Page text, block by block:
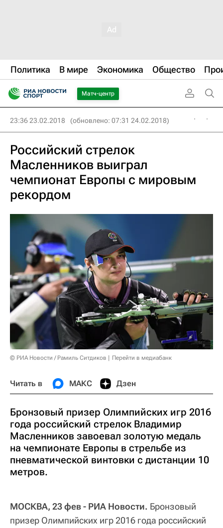
Политика В мире Экономика Общество
Матч-центр
23:36 23.02.2018 (обновлено: 07:31 24.02.2018)
Российский стрелок
Масленников выиграл
чемпионат Европы с мировым
рекордом
© РИА Новости / Рамиль Ситдиков Перейти в медиабанк
Читать в МАКС Дзен
Бронзовый призер Олимпийских игр 2016
года российский стрелок Владимир
Масленников завоевал золотую медаль
на чемпионате Европы в стрельбе из
пневматической винтовки с дистанции 10
метров.
МОСКВА, 23 фев - РИА Новости. Бронзовый
призер Олимпийских игр 2016 года российский